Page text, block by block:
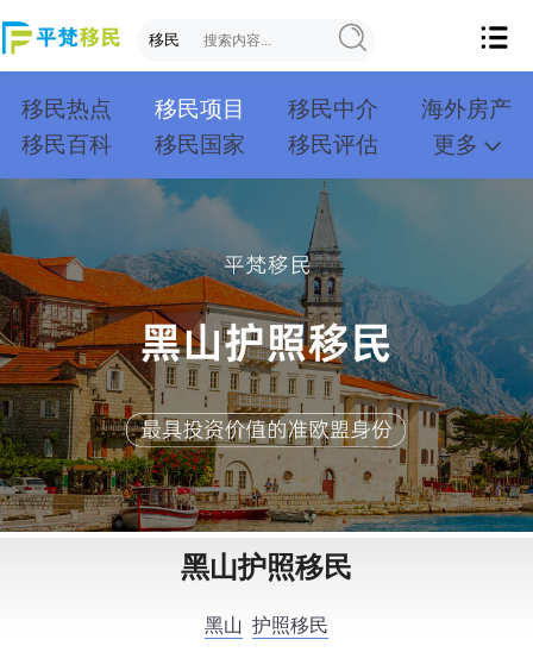
移民热点 移民项目 移民中介
海外房产
移民百科
移民国家 移民评估
更多
成功案例
投资移民 创业移民
购房移民
技术移民 雇主移民
联系我们
黑山护照移民
黑山 护照移民